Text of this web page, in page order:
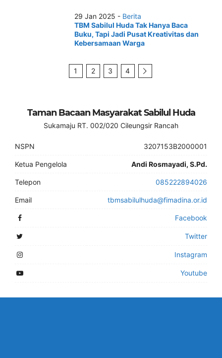
29 Jan 2025 - Berita
TBM Sabilul Huda Tak Hanya Baca
Buku, Tapi Jadi Pusat Kreativitas dan
Kebersamaan Warga
1 2 3 4
Taman Bacaan Masyarakat Sabilul Huda
Sukamaju RT. 002/020 Cileungsir Rancah
NSPN 3207153B2000001
Ketua Pengelola Andi Rosmayadi, S.Pd.
Telepon 085222894026
Email tbmsabilulhuda@fimadina.or.id
Facebook
Twitter
Instagram
Youtube